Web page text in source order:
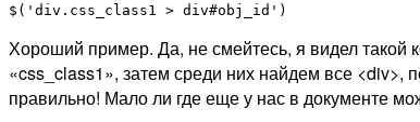
$('div.css_class1 > div#obj_id')
Хороший пример. Да, не смейтесь, я видел такой
«css_class1», затем среди них найдем все <div>,
правильно! Мало ли где еще у нас в документе